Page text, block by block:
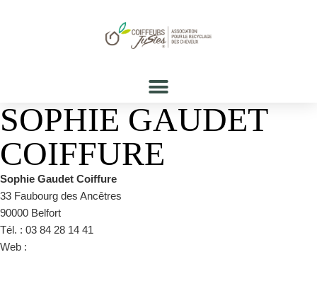
SOPHIE GAUDET
COIFFURE
Sophie Gaudet Coiffure
33 Faubourg des Ancêtres
90000 Belfort
Tél. : 03 84 28 14 41
Web :